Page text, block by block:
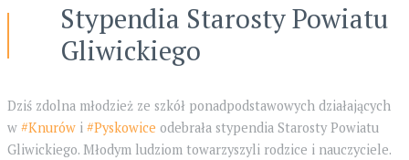
Stypendia Starosty Powiatu
Gliwickiego
Dziś zdolna młodzież ze szkół ponadpodstawowych działających
w #Knurówi #Pyskowice odebrała stypendia Starosty Powiatu
Gliwickiego. Młodym ludziom towarzyszyli rodzice i nauczyciele.